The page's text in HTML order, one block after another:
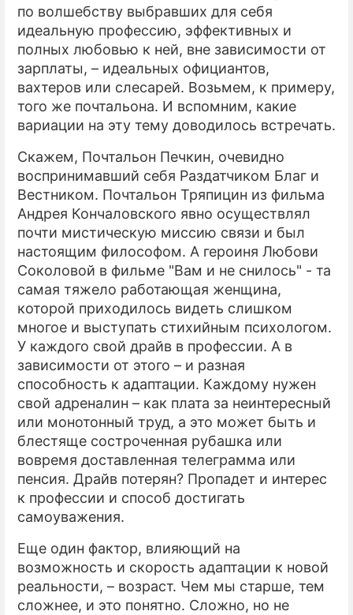
по волшебству выбравших для себя
идеальную профессию, эффективных и
полных любовью к ней, вне зависимости от
зарплаты, – идеальных официантов,
вахтеров или слесарей. Возьмем, к примеру,
того же почтальона. И вспомним, какие
вариации на эту тему доводилось встречать.
Скажем, Почтальон Печкин, очевидно
воспринимавший себя Раздатчиком Благ и
Вестником. Почтальон Тряпицин из фильма
Андрея Кончаловского явно осуществлял
почти мистическую миссию связи и был
настоящим философом. А героиня Любови
Соколовой в фильме "Вам и не снилось" - та
самая тяжело работающая женщина,
которой приходилось видеть слишком
многое и выступать стихийным психологом.
У каждого свой драйв в профессии. А в
зависимости от этого – и разная
способность к адаптации. Каждому нужен
свой адреналин – как плата за неинтересный
или монотонный труд, а это может быть и
блестяще состроченная рубашка или
вовремя доставленная телеграмма или
пенсия. Драйв потерян? Пропадет и интерес
к профессии и способ достигать
самоуважения.
Еще один фактор, влияющий на
возможность и скорость адаптации к новой
реальности, – возраст. Чем мы старше, тем
сложнее, и это понятно. Сложно, но не